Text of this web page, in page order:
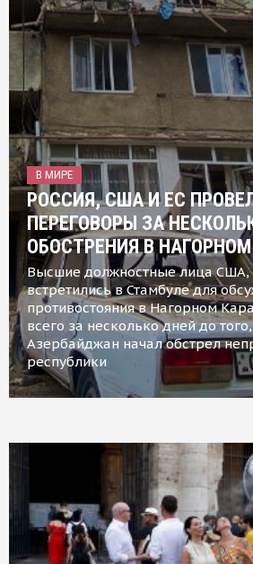
В МИРЕ
РОССИЯ, США И ЕС
ПЕРЕГОВОРЫ ЗА
ОБОСТРЕНИЯ В
Высшие должностные лица США,
встретились в Стамбуле для
противостояния в Нагорном
всего за несколько дней до
Азербайджан начал обстрел
республики